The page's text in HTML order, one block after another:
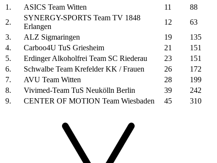
1.
ASICS Team Witten 11
88
2.
SYNERGY-SPORTS Team TV 1848
Erlangen
12
63
3.
ALZ Sigmaringen 19
135
4.
Carboo4U TuS Griesheim 21
151
5.
Erdinger Alkoholfrei Team SC Riederau 23
151
6.
Schwalbe Team Krefelder KK / Frauen 26
172
7.
AVU Team Witten 28
199
8.
Vivimed-Team TuS Neukölln Berlin 39
242
9.
CENTER OF MOTION Team Wiesbaden 45 310